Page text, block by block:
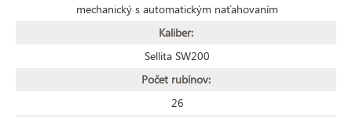
mechanický s automatickým naťahovaním
Kaliber:
Sellita SW200
Počet rubínov:
26